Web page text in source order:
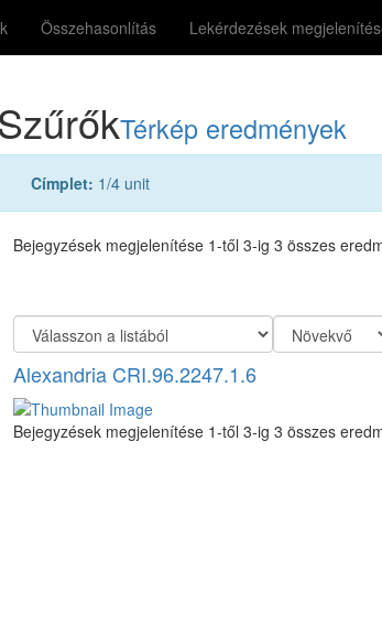
Összehasonlítás Lekérdezések
Térkép eredmények
Címplet: 1/4 unit
Bejegyzések megjelenítése 1-től 3-ig 3 összes
Alexandria CRI.96.2247.1.6
Bejegyzések megjelenítése 1-től 3-ig 3 összes